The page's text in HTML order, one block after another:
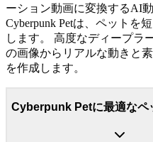
ーション動画に変換するAI
Cyberpunk Petは、ペットを
します。 高度なディープラ
の画像からリアルな動きと
を作成します。
Cyberpunk Petに最適なペ